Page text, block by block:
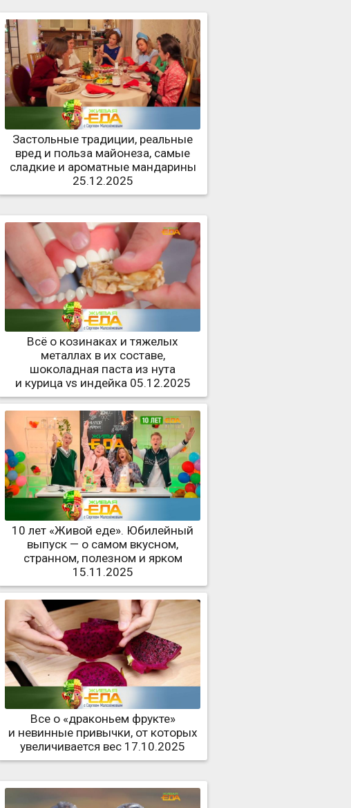
Застольные традиции, реальные
вред и польза майонеза, самые
сладкие и ароматные мандарины
25.12.2025
Всё о козинаках и тяжелых
металлах в их составе,
шоколадная паста из нута
и курица vs индейка 05.12.2025
10 лет «Живой еде». Юбилейный
выпуск — о самом вкусном,
странном, полезном и ярком
15.11.2025
Все о «драконьем фрукте»
и невинные привычки, от которых
увеличивается вес 17.10.2025